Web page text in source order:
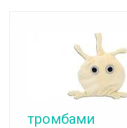
тромбами